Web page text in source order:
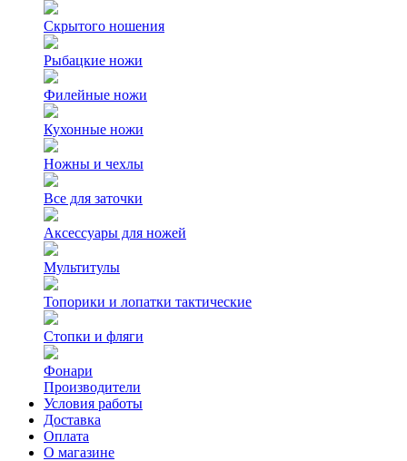
Скрытого ношения
Рыбацкие ножи
Филейные ножи
Кухонные ножи
Ножны и чехлы
Все для заточки
Аксессуары для ножей
Мультитулы
Топорики и лопатки тактические
Стопки и фляги
Фонари
Производители
Условия работы
Доставка
Оплата
О магазине